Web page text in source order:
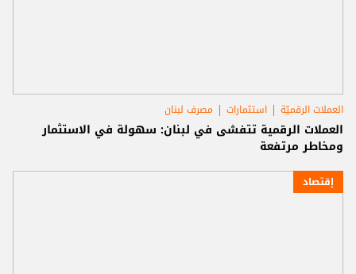
العملات الرقميّة استثمارات مصرف لبنان
العملات الرقمية تتفشى في لبنان: سهولة في الاستثمار
ومخاطر مرتفعة
إقتصاد